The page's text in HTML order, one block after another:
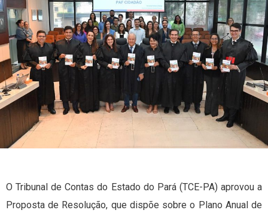
O Tribunal de Contas do Estado do Pará (TCE-PA) aprovou a
Proposta de Resolução, que dispõe sobre o Plano Anual de